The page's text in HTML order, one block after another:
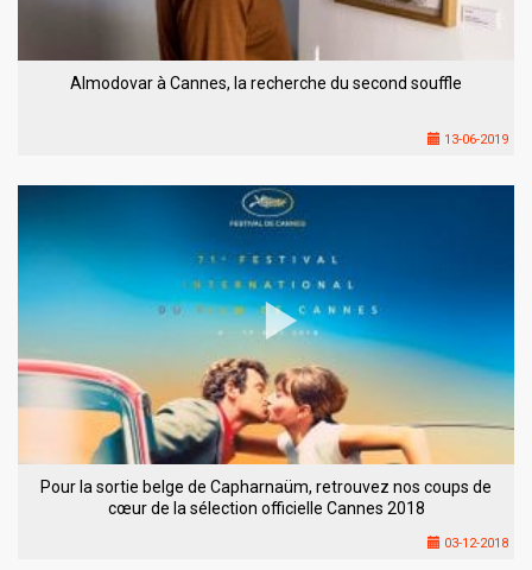
Almodovar à Cannes, la recherche du second souffle
13-06-2019
Pour la sortie belge de Capharnaüm, retrouvez nos coups de
cœur de la sélection officielle Cannes 2018
03-12-2018